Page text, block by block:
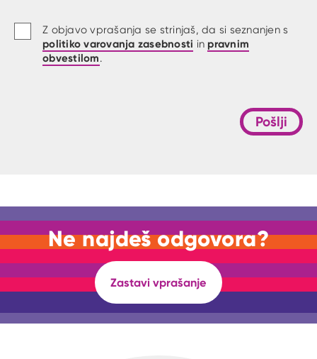
Z objavo vprašanja se strinjaš, da si seznanjen s
politiko varovanja zasebnosti in pravnim
obvestilom.
Pošlji
Ne najdeš odgovora?
Zastavi vprašanje